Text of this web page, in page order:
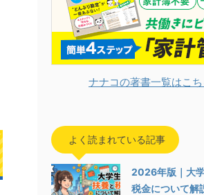
ナナコの著書一覧はこ
よく読まれている記事
2026年版｜大
税金について解